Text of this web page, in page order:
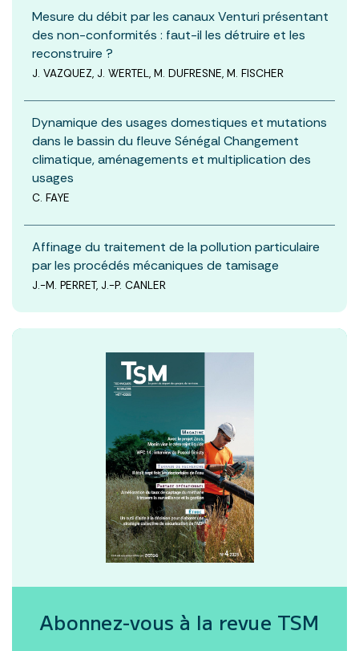
Mesure du débit par les canaux Venturi présentant
des non-conformités : faut-il les détruire et les
reconstruire ?
J. VAZQUEZ, J. WERTEL, M. DUFRESNE, M. FISCHER
Dynamique des usages domestiques et mutations
dans le bassin du fleuve Sénégal Changement
climatique, aménagements et multiplication des
usages
C. FAYE
Affinage du traitement de la pollution particulaire
par les procédés mécaniques de tamisage
J.-M. PERRET, J.-P. CANLER
Abonnez-vous à la revue TSM